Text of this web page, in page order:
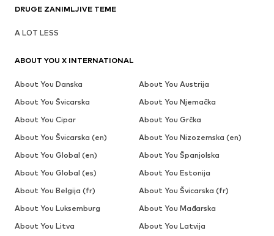
DRUGE ZANIMLJIVE TEME
A LOT LESS
ABOUT YOU X INTERNATIONAL
About You Danska
About You Austrija
About You Švicarska
About You Njemačka
About You Cipar
About You Grčka
About You Švicarska (en)
About You Nizozemska (en)
About You Global (en)
About You Španjolska
About You Global (es)
About You Estonija
About You Belgija (fr)
About You Švicarska (fr)
About You Luksemburg
About You Mađarska
About You Litva
About You Latvija